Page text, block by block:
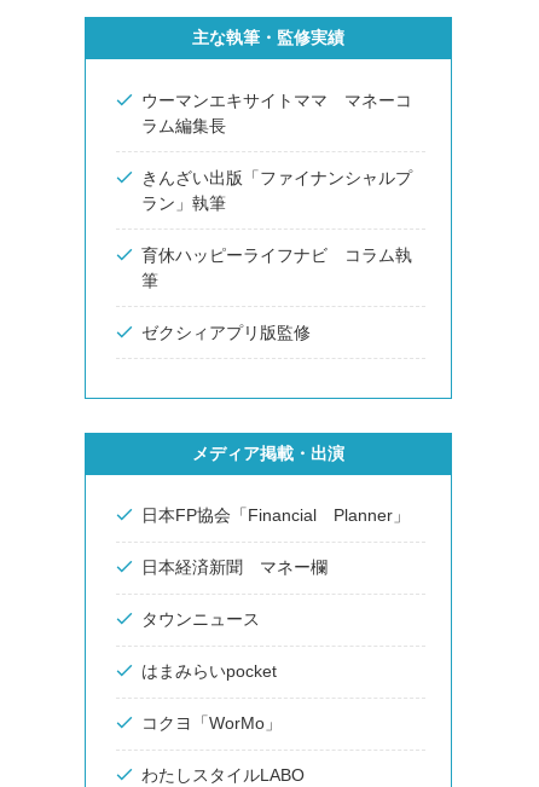
主な執筆・監修実績
ウーマンエキサイトママ マネーコ
ラム編集長
きんざい出版「ファイナンシャルプ
ラン」執筆
育休ハッピーライフナビ コラム執
筆
ゼクシィアプリ版監修
メディア掲載・出演
日本FP協会「Financial Planner」
日本経済新聞 マネー欄
タウンニュース
はまみらいpocket
コクヨ「WorMo」
わたしスタイルLABO